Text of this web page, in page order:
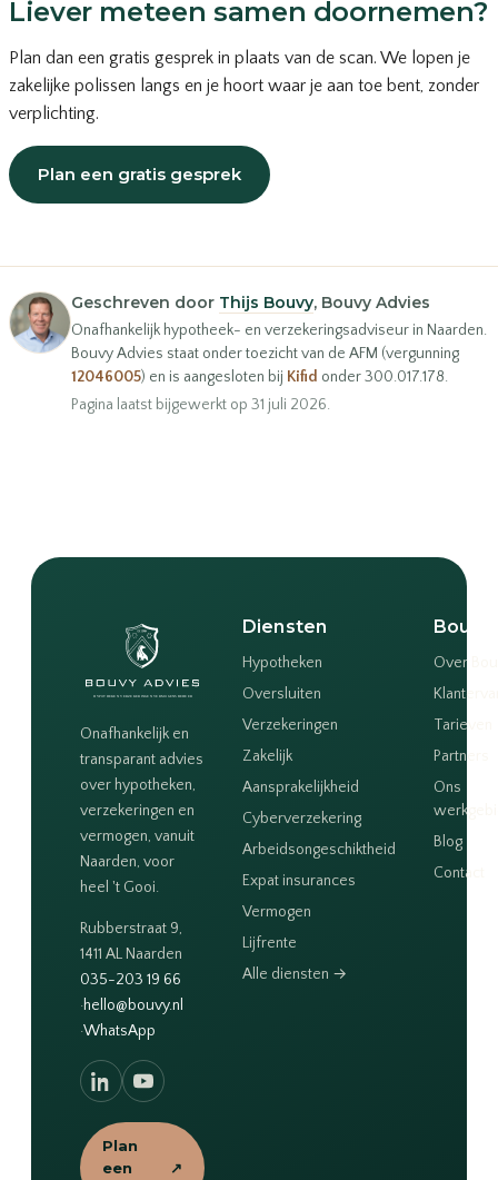
Liever meteen samen doornemen?
Plan dan een gratis gesprek in plaats van de scan. We lopen je
zakelijke polissen langs en je hoort waar je aan toe bent, zonder
verplichting.
Plan een gratis gesprek
Geschreven door Thijs Bouvy, Bouvy Advies
Onafhankelijk hypotheek- en verzekeringsadviseur in Naarden.
Bouvy Advies staat onder toezicht van de AFM (vergunning
12046005) en is aangesloten bij Kifid onder 300.017.178.
Pagina laatst bijgewerkt op 31 juli 2026.
Onafhankelijk en
transparant advies
over hypotheken,
verzekeringen en
vermogen, vanuit
Naarden, voor
heel 't Gooi.
Rubberstraat 9,
1411 AL Naarden
035-203 19 66
·hello@bouvy.nl
·WhatsApp
Plan
een
↗
Diensten
Hypotheken
Oversluiten
Verzekeringen
Zakelijk
Aansprakelijkheid
Cyberverzekering
Arbeidsongeschiktheid
Expat insurances
Vermogen
Lijfrente
Alle diensten →
Bouvy
Over
Tarieven
Partners
Ons
Blog
Contact